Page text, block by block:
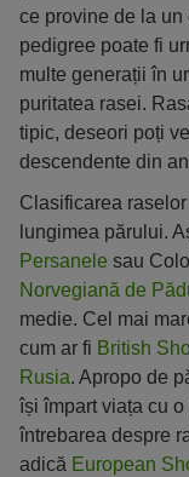
ce provine de la un
pedigree poate fi
multe generații în
puritatea rasei.
tipic, deseori poți
descendente din
Clasificarea
lungimea părului.
Persanele sau
Norvegiană de
medie. Cel mai
cum ar fi British
Rusia. Apropo de
își împart viața cu
întrebarea despre
adică European